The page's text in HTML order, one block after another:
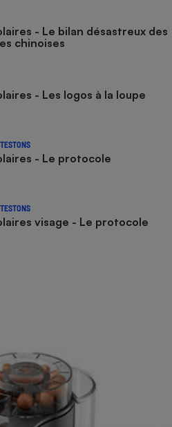
- Le bilan désastreux des
chinoises
- Les logos à la loupe
- Le protocole
visage - Le protocole